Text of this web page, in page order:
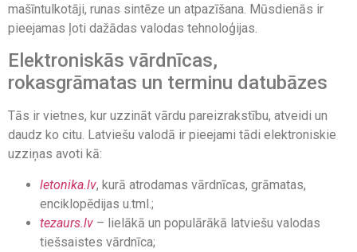
mašīntulkotāji, runas sintēze un atpazīšana. Mūsdienās ir
pieejamas ļoti dažādas valodas tehnoloģijas.
Elektroniskās vārdnīcas,
rokasgrāmatas un terminu datubāzes
Tās ir vietnes, kur uzzināt vārdu pareizrakstību, atveidi un
daudz ko citu. Latviešu valodā ir pieejami tādi elektroniskie
uzziņas avoti kā:
letonika.lv, kurā atrodamas vārdnīcas, grāmatas,
enciklopēdijas u.tml.;
tezaurs.lv – lielākā un populārākā latviešu valodas
tiešsaistes vārdnīca;